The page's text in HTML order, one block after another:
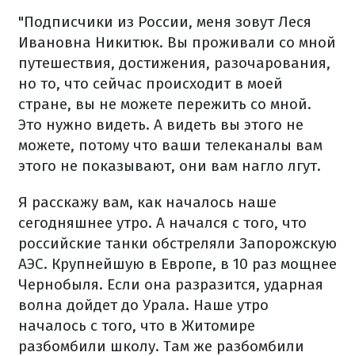
"Подписчики из России, меня зовут Леся
Ивановна Никитюк. Вы проживали со мной
путешествия, достижения, разочарования,
но то, что сейчас происходит в моей
стране, вы не можете пережить со мной.
Это нужно видеть. А видеть вы этого не
можете, потому что ваши телеканалы вам
этого не показывают, они вам нагло лгут.
Я расскажу вам, как началось наше
сегодняшнее утро. А начался с того, что
российские танки обстреляли Запорожскую
АЭС. Крупнейшую в Европе, в 10 раз мощнее
Чернобыля. Если она разразится, ударная
волна дойдет до Урала. Наше утро
началось с того, что в Житомире
разбомбили школу. Там же разбомбили